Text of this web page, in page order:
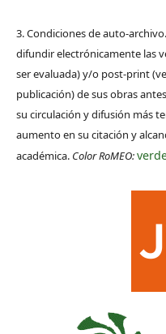
3. Condiciones de auto-
difundir electrónicamente las
ser evaluada) y/o post-print
publicación) de sus obras
su circulación y difusión más
aumento en su citación y
académica. Color RoMEO: